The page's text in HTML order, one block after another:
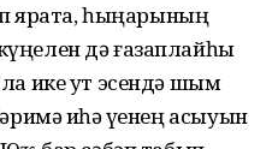
ярата, һыңарының
дә ғазаплайһы
ике ут эсендә шым
иһә үҙенең асыуын